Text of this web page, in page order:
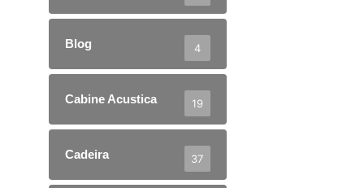
Blog 4
Cabine Acustica 19
Cadeira 37